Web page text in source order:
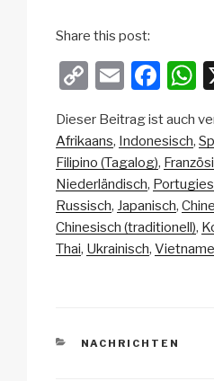
Share this post:
C
p
y
Li
n
k
E
ail
F
c
e
b
o
o
s
p
p
Dieser Beitrag ist auch
Afrikaans Indonesisch
Filipino (Tagalog)
Niederländisch
Russisch Japanisch
Chinesisch (traditionell)
Thai Ukrainisch
KATEGORIEN
NACHRICHTEN